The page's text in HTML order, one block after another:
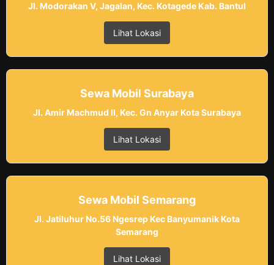
Jl. Modorakan V, Jagalan, Kec. Kotagede Kab. Bantul
Lihat Lokasi
Sewa Mobil Surabaya
Jl. Amir Machmud II, Kec. Gn Anyar Kota Surabaya
Lihat Lokasi
Sewa Mobil Semarang
Jl. Jatiluhur No.56 Ngesrep Kec Banyumanik Kota
Semarang
Lihat Lokasi